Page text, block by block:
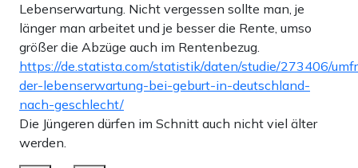
Lebenserwartung. Nicht vergessen sollte man, je
länger man arbeitet und je besser die Rente, umso
größer die Abzüge auch im Rentenbezug.
https://de.statista.com/statistik/daten/studie/273406/
der-lebenserwartung-bei-geburt-in-deutschland-
nach-geschlecht/
Die Jüngeren dürfen im Schnitt auch nicht viel älter
werden.